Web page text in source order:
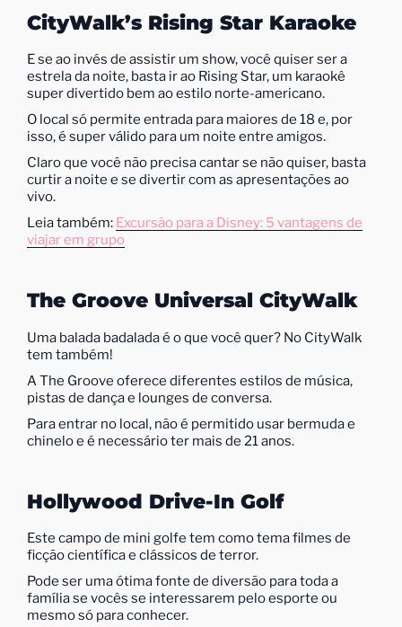
CityWalk’s Rising Star Karaoke
E se ao invés de assistir um show, você quiser ser a
estrela da noite, basta ir ao Rising Star, um karaokê
super divertido bem ao estilo norte-americano.
O local só permite entrada para maiores de 18 e, por
isso, é super válido para um noite entre amigos.
Claro que você não precisa cantar se não quiser, basta
curtir a noite e se divertir com as apresentações ao
vivo.
Leia também: Excursão para a Disney: 5 vantagens de
viajar em grupo
The Groove Universal CityWalk
Uma balada badalada é o que você quer? No CityWalk
tem também!
A The Groove oferece diferentes estilos de música,
pistas de dança e lounges de conversa.
Para entrar no local, não é permitido usar bermuda e
chinelo e é necessário ter mais de 21 anos.
Hollywood Drive-In Golf
Este campo de mini golfe tem como tema filmes de
ficção científica e clássicos de terror.
Pode ser uma ótima fonte de diversão para toda a
família se vocês se interessarem pelo esporte ou
mesmo só para conhecer.